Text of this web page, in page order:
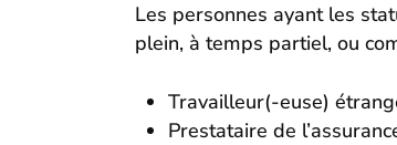
Les personnes ayant les
plein, à temps partiel, ou
Travailleur(-euse)
Prestataire de